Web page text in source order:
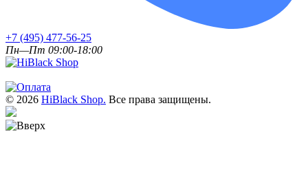
+7 (495) 477-56-25
Пн—Пт 09:00-18:00
© 2026 HiBlack Shop. Все права защищены.